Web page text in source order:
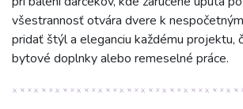
všestrannosť otvára dvere k
pridať štýl a eleganciu každému projektu,
bytové doplnky alebo remeselné práce.